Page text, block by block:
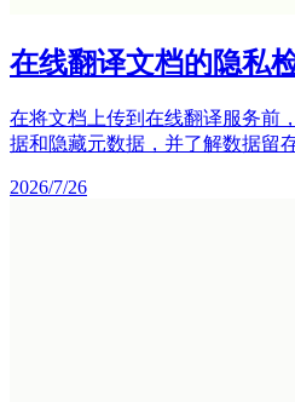
在线翻译文档的隐私
在将文档上传到在线翻译服务前
据和隐藏元数据，并了解数据留
2026/7/26